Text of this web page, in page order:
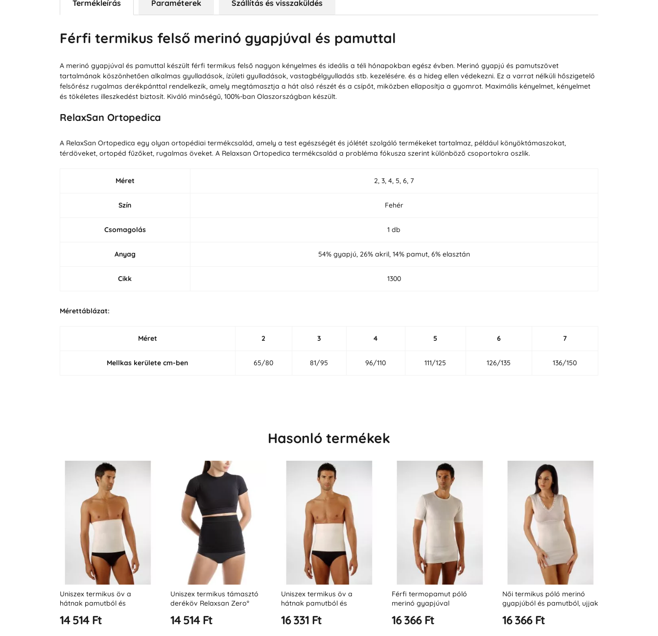
Termékleírás Paraméterek Szállítás és visszaküldés
Férfi termikus felső merinó gyapjúval és pamuttal
A merinó gyapjúval és pamuttal készült férfi termikus felső nagyon kényelmes és ideális a téli hónapokban egész évben. Merinó gyapjú és pamutszövet
tartalmának köszönhetően alkalmas gyulladások, ízületi gyulladások, vastagbélgyulladás stb. kezelésére. és a hideg ellen védekezni. Ez a varrat nélküli hőszigetelő
felsőrész rugalmas derékpánttal rendelkezik, amely megtámasztja a hát alsó részét és a csípőt, miközben ellaposítja a gyomrot. Maximális kényelmet, kényelmet
és tökéletes illeszkedést biztosít. Kiváló minőségű, 100%-ban Olaszországban készült.
RelaxSan Ortopedica
A RelaxSan Ortopedica egy olyan ortopédiai termékcsalád, amely a test egészségét és jólétét szolgáló termékeket tartalmaz, például könyöktámaszokat,
térdöveket, ortopéd fűzőket, rugalmas öveket. A Relaxsan Ortopedica termékcsalád a probléma fókusza szerint különböző csoportokra oszlik.
Méret 2, 3, 4, 5, 6, 7
Szín Fehér
Csomagolás 1 db
Anyag 54% gyapjú, 26% akril, 14% pamut, 6% elasztán
Cikk 1300
Mérettáblázat:
Méret 2 3 4 5 6 7
Mellkas kerülete cm-ben 65/80 81/95 96/110 111/125 126/135 136/150
Hasonló termékek
Uniszex termikus öv a
hátnak pamutból és
14 514 Ft
Uniszex termikus támasztó
deréköv Relaxsan Zero°
14 514 Ft
Uniszex termikus öv a
hátnak pamutból és
16 331 Ft
Férfi termopamut póló
merinó gyapjúval
16 366 Ft
Női termikus póló merinó
gyapjúból és pamutból, ujjak
16 366 Ft